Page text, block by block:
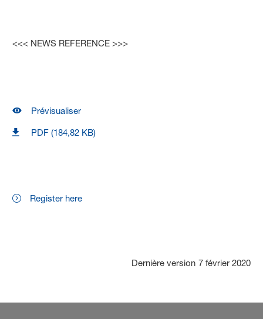
<<< NEWS REFERENCE >>>
Prévisualiser
PDF (184,82 KB)
Register here
Dernière version 7 février 2020